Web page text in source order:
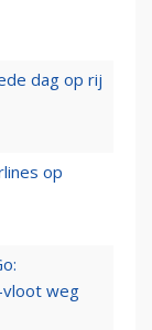
dag op rij
op
weg